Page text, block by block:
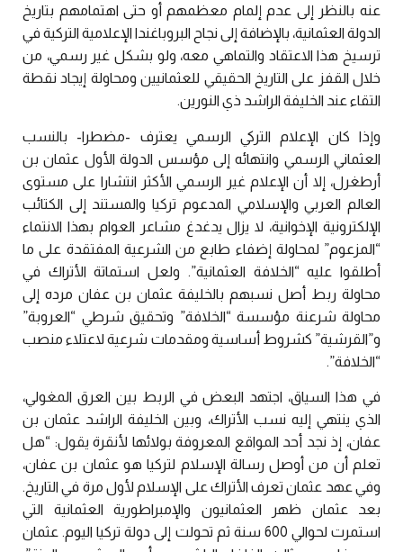
عنه بالنظر إلى عدم إلمام معظمهم أو حتى اهتمامهم بتاريخ
الدولة العثمانية، بالإضافة إلى نجاح البروباغندا الإعلامية التركية في
ترسيخ هذا الاعتقاد والتماهي معه، ولو بشكل غير رسمي، من
خلال القفز على التاريخ الحقيقي للعثمانيين ومحاولة إيجاد نقطة
التقاء عند الخليفة الراشد ذي النورين.
وإذا كان الإعلام التركي الرسمي يعترف -مضطرا- بالنسب
العثماني الرسمي وانتهائه إلى مؤسس الدولة الأول عثمان بن
أرطغرل، إلا أن الإعلام غير الرسمي الأكثر انتشارا على مستوى
العالم العربي والإسلامي المدعوم تركيا والمستند إلى الكتائب
الإلكترونية الإخوانية، لا يزال يدغدغ مشاعر العوام بهذا الانتماء
“المزعوم” لمحاولة إضفاء طابع من الشرعية المفتقدة على ما
أطلقوا عليه “الخلافة العثمانية”. ولعل استماتة الأتراك في
محاولة ربط أصل نسبهم بالخليفة عثمان بن عفان مرده إلى
محاولة شرعنة مؤسسة “الخلافة” وتحقيق شرطي “العروبة”
و”القرشية” كشروط أساسية ومقدمات شرعية لاعتلاء منصب
“الخلافة”.
في هذا السياق، اجتهد البعض في الربط بين العرق المغولي،
الذي ينتهي إليه نسب الأتراك، وبين الخليفة الراشد عثمان بن
عفان، إذ نجد أحد المواقع المعروفة بولائها لأنقرة يقول: “هل
تعلم أن من أوصل رسالة الإسلام لتركيا هو عثمان بن عفان،
وفي عهد عثمان تعرف الأتراك على الإسلام لأول مرة في التاريخ.
بعد عثمان ظهر العثمانيون والإمبراطورية العثمانية التي
استمرت لحوالي 600 سنة ثم تحولت إلى دولة تركيا اليوم. عثمان